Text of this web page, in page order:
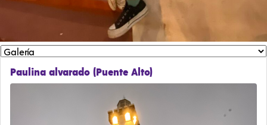
Paulina alvarado (Puente Alto)